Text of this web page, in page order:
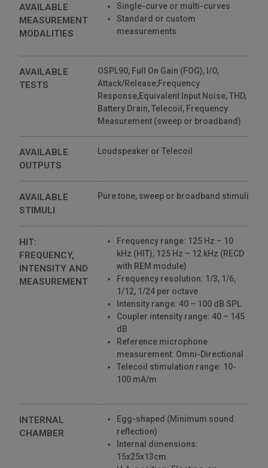
AVAILABLE
MEASUREMENT
MODALITIES
Single-curve or multi-curves
Standard or custom
measurements
AVAILABLE
TESTS
OSPL90, Full On Gain (FOG), I/O,
Attack/Release,Frequency
Response,Equivalent Input Noise, THD,
Battery Drain, Telecoil, Frequency
Measurement (sweep or broadband)
AVAILABLE
OUTPUTS
Loudspeaker or Telecoil
AVAILABLE
STIMULI
Pure tone, sweep or broadband stimuli
HIT:
FREQUENCY,
INTENSITY AND
MEASUREMENT
Frequency range: 125 Hz – 10
kHz (HIT), 125 Hz – 12 kHz (RECD
with REM module)
Frequency resolution: 1/3, 1/6,
1/12, 1/24 per octave
Intensity range: 40 – 100 dB SPL
Coupler intensity range: 40 – 145
dB
Reference microphone
measurement: Omni-Directional
Telecoil stimulation range: 10-
100 mA/m
INTERNAL
CHAMBER
Egg-shaped (Minimum sound
reflection)
Internal dimensions:
15x25x13cm